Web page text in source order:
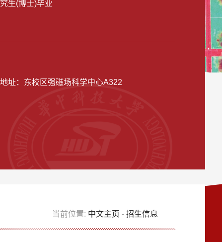
生(博士)毕业
址： 东校区强磁场科学中心A322
当前位置: 中文主页 -招生信息